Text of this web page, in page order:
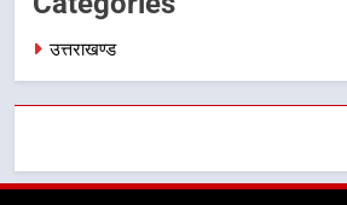
8
उत्तराखण्ड